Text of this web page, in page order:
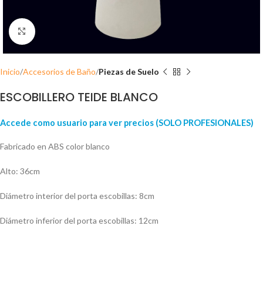
Click para ampliar
Inicio Accesorios de Baño Piezas de Suelo
ESCOBILLERO TEIDE BLANCO
Accede como usuario para ver precios (SOLO PROFESIONALES)
Fabricado en ABS color blanco
Alto: 36cm
Diámetro interior del porta escobillas: 8cm
Diámetro inferior del porta escobillas: 12cm